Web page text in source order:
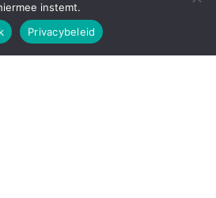
instemt.
Privacybeleid